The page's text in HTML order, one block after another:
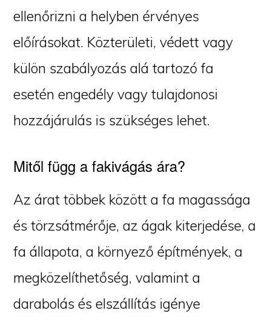
ellenőrizni a helyben érvényes
előírásokat. Közterületi, védett vagy
külön szabályozás alá tartozó fa
esetén engedély vagy tulajdonosi
hozzájárulás is szükséges lehet.
Mitől függ a fakivágás ára?
Az árat többek között a fa magassága
és törzsátmérője, az ágak kiterjedése, a
fa állapota, a környező építmények, a
megközelíthetőség, valamint a
darabolás és elszállítás igénye